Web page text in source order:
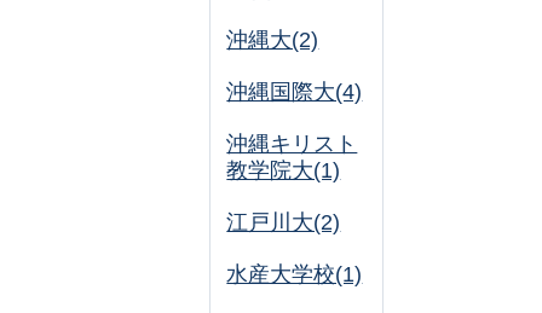
沖縄大(2)
沖縄国際大(4)
沖縄キリスト
教学院大(1)
江戸川大(2)
水産大学校(1)